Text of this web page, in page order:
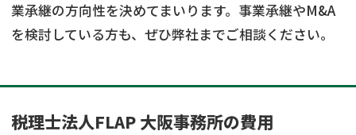
業承継の方向性を決めてまいります。事業承継やM&A
を検討している方も、ぜひ弊社までご相談ください。
税理士法人FLAP 大阪事務所の費用